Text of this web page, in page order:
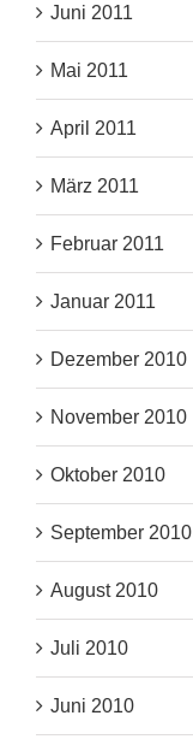
Juni 2011
Mai 2011
April 2011
März 2011
Februar 2011
Januar 2011
Dezember 2010
November 2010
Oktober 2010
September 2010
August 2010
Juli 2010
Juni 2010